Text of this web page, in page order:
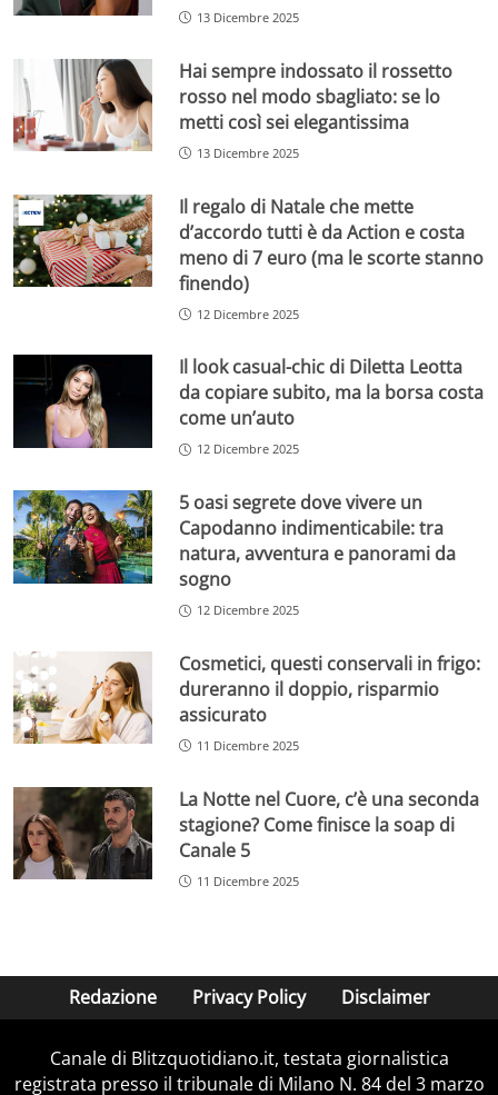
13 Dicembre 2025
Hai sempre indossato il rossetto
rosso nel modo sbagliato: se lo
metti così sei elegantissima
13 Dicembre 2025
Il regalo di Natale che mette
d’accordo tutti è da Action e costa
meno di 7 euro (ma le scorte stanno
finendo)
12 Dicembre 2025
Il look casual-chic di Diletta Leotta
da copiare subito, ma la borsa costa
come un’auto
12 Dicembre 2025
5 oasi segrete dove vivere un
Capodanno indimenticabile: tra
natura, avventura e panorami da
sogno
12 Dicembre 2025
Cosmetici, questi conservali in frigo:
dureranno il doppio, risparmio
assicurato
11 Dicembre 2025
La Notte nel Cuore, c’è una seconda
stagione? Come finisce la soap di
Canale 5
11 Dicembre 2025
Redazione Privacy Policy Disclaimer
Canale di Blitzquotidiano.it, testata giornalistica
registrata presso il tribunale di Milano N. 84 del 3 marzo